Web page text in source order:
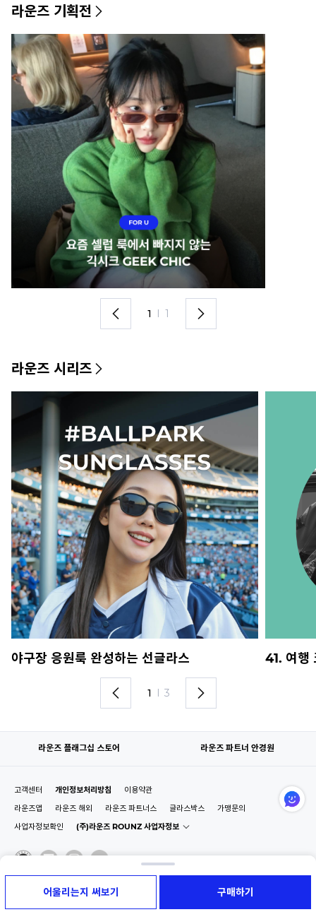
라운즈 기획전
1 I 1
라운즈 시리즈
야구장 응원룩 완성하는 선글라스 41. 여행
1 I 3
어울리는지 써보기 구매하기
라운즈 플래그십 스토어 라운즈 파트너 안경원
고객센터 개인정보처리방침
이용약관
라운즈앱
라운즈 해외 라운즈 파트너스 글라스박스
가맹문의
사업자정보확인
(주)라운즈 ROUNZ 사업자정보